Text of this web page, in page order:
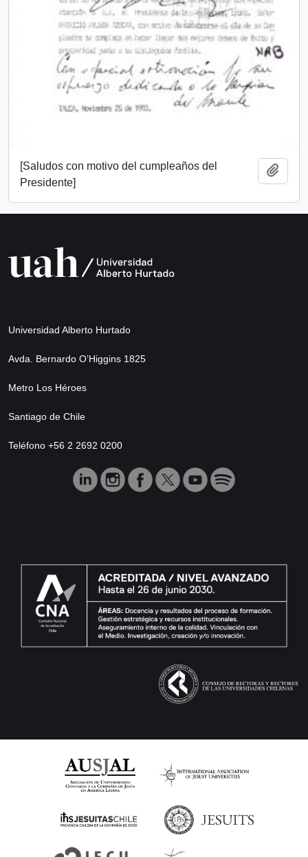
[Saludos con motivo del cumpleaños del
Presidente]
Universidad Alberto Hurtado
Avda. Bernardo O’Higgins 1825
Metro Los Héroes
Santiago de Chile
Teléfono +56 2 2692 0200